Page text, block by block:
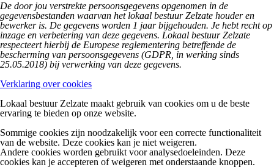
De door jou verstrekte persoonsgegevens opgenomen in de
gegevensbestanden waarvan het lokaal bestuur Zelzate houder en
bewerker is. De gegevens worden 1 jaar bijgehouden. Je hebt recht op
inzage en verbetering van deze gegevens. Lokaal bestuur Zelzate
respecteert hierbij de Europese reglementering betreffende de
bescherming van persoonsgegevens (GDPR in werking sinds
25.05.2018) bij verwerking van deze gegevens.
Verklaring over cookies
Lokaal bestuur Zelzate maakt gebruik van cookies om u de beste
ervaring te bieden op onze website.
Sommige cookies zijn noodzakelijk voor een correcte functionaliteit
van de website. Deze cookies kan je niet weigeren.
Andere cookies worden gebruikt voor analysedoeleinden. Deze
cookies kan je accepteren of weigeren met onderstaande knoppen.